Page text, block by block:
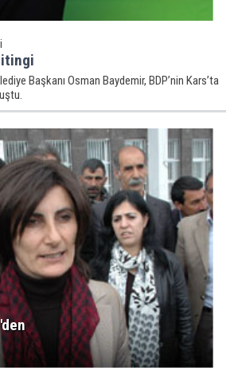
Başkanı Osman Baydemir, BDP’nin Kars’ta